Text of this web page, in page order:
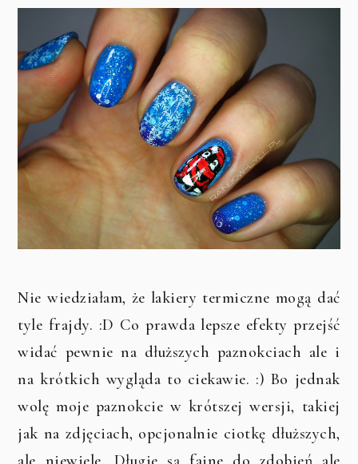
Nie wiedziałam, że lakiery termiczne mogą dać
tyle frajdy. :D Co prawda lepsze efekty przejść
widać pewnie na dłuższych paznokciach ale i
na krótkich wygląda to ciekawie. :) Bo jednak
wolę moje paznokcie w krótszej wersji, takiej
jak na zdjęciach, opcjonalnie ciotkę dłuższych,